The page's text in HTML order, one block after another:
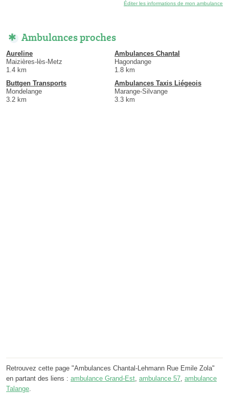
Éditer les informations de mon ambulance
Ambulances proches
Aureline
Maizières-lès-Metz
1.4 km
Ambulances Chantal
Hagondange
1.8 km
Buttgen Transports
Mondelange
3.2 km
Ambulances Taxis Liégeois
Marange-Silvange
3.3 km
Retrouvez cette page "Ambulances Chantal-Lehmann Rue Emile Zola"
en partant des liens : ambulance Grand-Est, ambulance 57, ambulance
Talange.